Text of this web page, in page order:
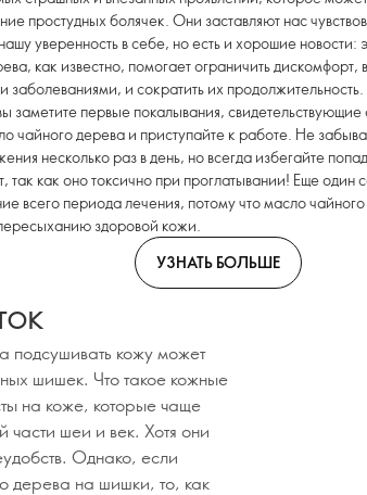
простудных болячек. Они заставляют нас
уверенность в себе, но есть и хорошие
как известно, помогает ограничить дискомфорт,
заболеваниями, и сократить их продолжительность.
заметите первые покалывания, свидетельствующие
чайного дерева и приступайте к работе. Не
несколько раз в день, но всегда избегайте
так как оно токсично при проглатывании! Еще один
всего периода лечения, потому что масло
здоровой кожи.
УЗНАТЬ БОЛЬШЕ
подсушивать кожу может
шишек. Что такое кожные
на коже, которые чаще
части шеи и век. Хотя они
Однако, если
дерева на шишки, то, как